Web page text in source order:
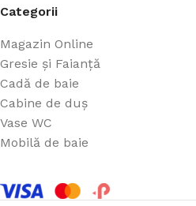
Categorii
Magazin Online
Gresie și Faianță
Cadă de baie
Cabine de duș
Vase WC
Mobilă de baie